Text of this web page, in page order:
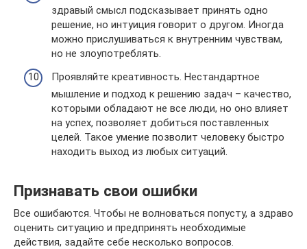
здравый смысл подсказывает принять одно
решение, но интуиция говорит о другом. Иногда
можно прислушиваться к внутренним чувствам,
но не злоупотреблять.
Проявляйте креативность. Нестандартное
мышление и подход к решению задач – качество,
которыми обладают не все люди, но оно влияет
на успех, позволяет добиться поставленных
целей. Такое умение позволит человеку быстро
находить выход из любых ситуаций.
Признавать свои ошибки
Все ошибаются. Чтобы не волноваться попусту, а здраво
оценить ситуацию и предпринять необходимые
действия, задайте себе несколько вопросов.